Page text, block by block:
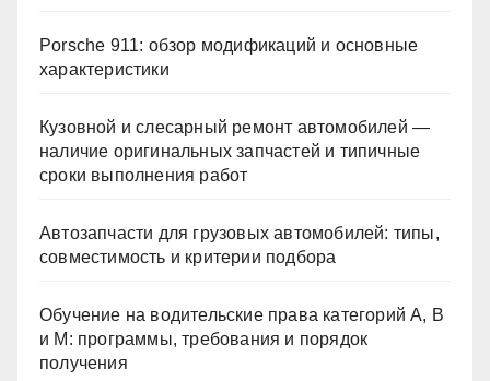
Porsche 911: обзор модификаций и основные
характеристики
Кузовной и слесарный ремонт автомобилей —
наличие оригинальных запчастей и типичные
сроки выполнения работ
Автозапчасти для грузовых автомобилей: типы,
совместимость и критерии подбора
Обучение на водительские права категорий A, B
и M: программы, требования и порядок
получения